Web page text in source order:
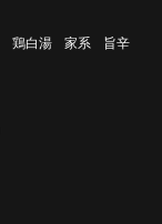
鶏白湯 家系
旨辛